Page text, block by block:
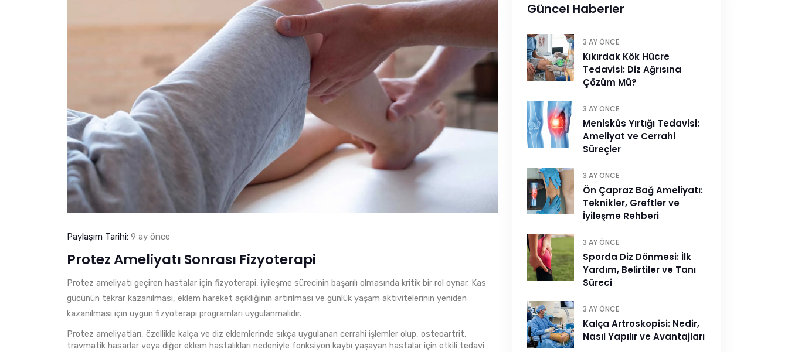
Paylaşım Tarihi: 9 ay önce
Protez Ameliyatı Sonrası Fizyoterapi
Protez ameliyatı geçiren hastalar için fizyoterapi, iyileşme sürecinin başarılı olmasında kritik bir rol oynar. Kas
gücünün tekrar kazanılması, eklem hareket açıklığının artırılması ve günlük yaşam aktivitelerinin yeniden
kazanılması için uygun fizyoterapi programları uygulanmalıdır.
Protez ameliyatları, özellikle kalça ve diz eklemlerinde sıkça uygulanan cerrahi işlemler olup, osteoartrit,
travmatik hasarlar veya diğer eklem hastalıkları nedeniyle fonksiyon kaybı yaşayan hastalar için etkili tedavi
Güncel Haberler
3 AY ÖNCE
Kıkırdak Kök Hücre
Tedavisi: Diz Ağrısına
Çözüm Mü?
3 AY ÖNCE
Menisküs Yırtığı Tedavisi:
Ameliyat ve Cerrahi
Süreçler
3 AY ÖNCE
Ön Çapraz Bağ Ameliyatı:
Teknikler, Greftler ve
İyileşme Rehberi
3 AY ÖNCE
Sporda Diz Dönmesi: İlk
Yardım, Belirtiler ve Tanı
Süreci
3 AY ÖNCE
Kalça Artroskopisi: Nedir,
Nasıl Yapılır ve Avantajları